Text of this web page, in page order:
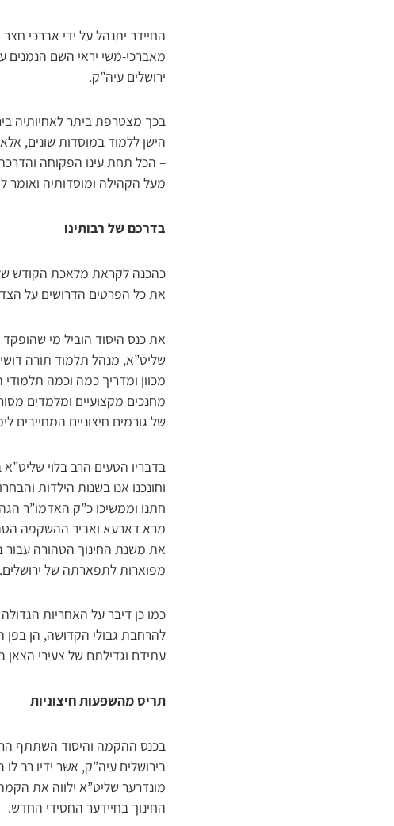
החיידר יתנהל על ידי אברכי
מאברכי-משי יראי השם הנמנים
ירושלים עיה”ק.
בכך מצטרפת ביתר לאחיותיה
הישן ללמוד במוסדות שונים,
– הכל תחת עינו הפקוחה
מעל הקהילה ומוסדותיה ואומר
בדרכם של רבותינו
כהכנה לקראת מלאכת הקודש של
את כל הפרטים הדרושים על הצד
את כנס היסוד הוביל מי
שליט”א, מנהל תלמוד תורה
מכוון ומדריך כמה וכמה
מחנכים מקצועיים ומלמדים
של גורמים חיצוניים המחייבים
בדבריו הטעים הרב בלוי שליט”א
וחונכנו אנו בשנות הילדות
חתנו וממשיכו כ”ק האדמו”ר
מרא דארעא ואביר ההשקפה
את משנת החינוך הטהורה עבור
מפוארות לתפארתה של ירושלים.
כמו כן דיבר על האחריות
להרחבת גבולי הקדושה, הן בפן
עתידם וגדילתם של צעירי הצאן
תריס מהשפעות חיצוניות
בכנס ההקמה והיסוד השתתף
בירושלים עיה”ק, אשר ידיו רב
מונדרער שליט”א ילווה את
החינוך בחיידער החסידי החדש.